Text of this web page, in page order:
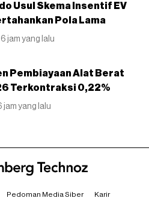
Usul Skema Insentif EV
Pola Lama
| 6 jam yang lalu
Pembiayaan Alat Berat
Terkontraksi 0,22%
6 jam yang lalu
Pedoman Media Siber Karir